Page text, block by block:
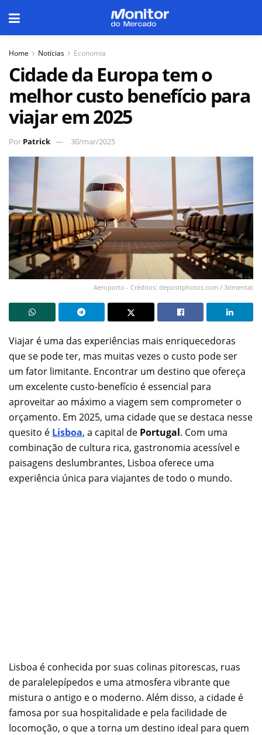
Home Notícias Economia
Cidade da Europa tem o
melhor custo benefício para
viajar em 2025
Por Patrick 30/mar/2025
Aeroporto - Créditos: depositphotos.com / 3dmentat
Viajar é uma das experiências mais enriquecedoras
que se pode ter, mas muitas vezes o custo pode ser
um fator limitante. Encontrar um destino que ofereça
um excelente custo-benefício é essencial para
aproveitar ao máximo a viagem sem comprometer o
orçamento. Em 2025, uma cidade que se destaca nesse
quesito é Lisboa, a capital de Portugal. Com uma
combinação de cultura rica, gastronomia acessível e
paisagens deslumbrantes, Lisboa oferece uma
experiência única para viajantes de todo o mundo.
Lisboa é conhecida por suas colinas pitorescas, ruas
de paralelepípedos e uma atmosfera vibrante que
mistura o antigo e o moderno. Além disso, a cidade é
famosa por sua hospitalidade e pela facilidade de
locomoção, o que a torna um destino ideal para quem